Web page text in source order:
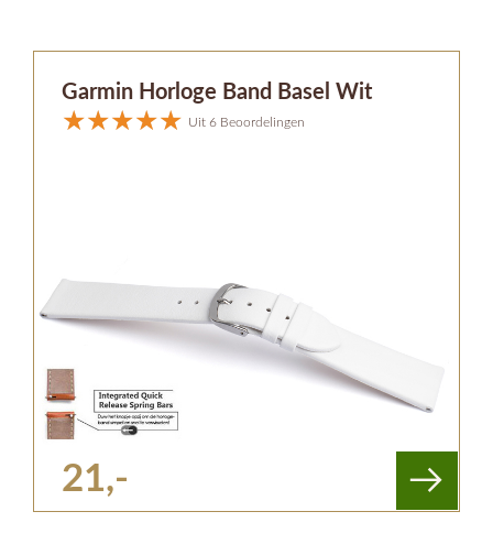
Garmin Horloge Band Basel Wit
Uit 6 Beoordelingen
21,-